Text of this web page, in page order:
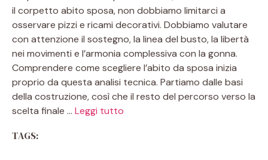
il corpetto abito sposa, non dobbiamo limitarci a
osservare pizzi e ricami decorativi. Dobbiamo valutare
con attenzione il sostegno, la linea del busto, la libertà
nei movimenti e l’armonia complessiva con la gonna.
Comprendere come scegliere l’abito da sposa inizia
proprio da questa analisi tecnica. Partiamo dalle basi
della costruzione, così che il resto del percorso verso la
scelta finale … Leggi tutto
TAGS: